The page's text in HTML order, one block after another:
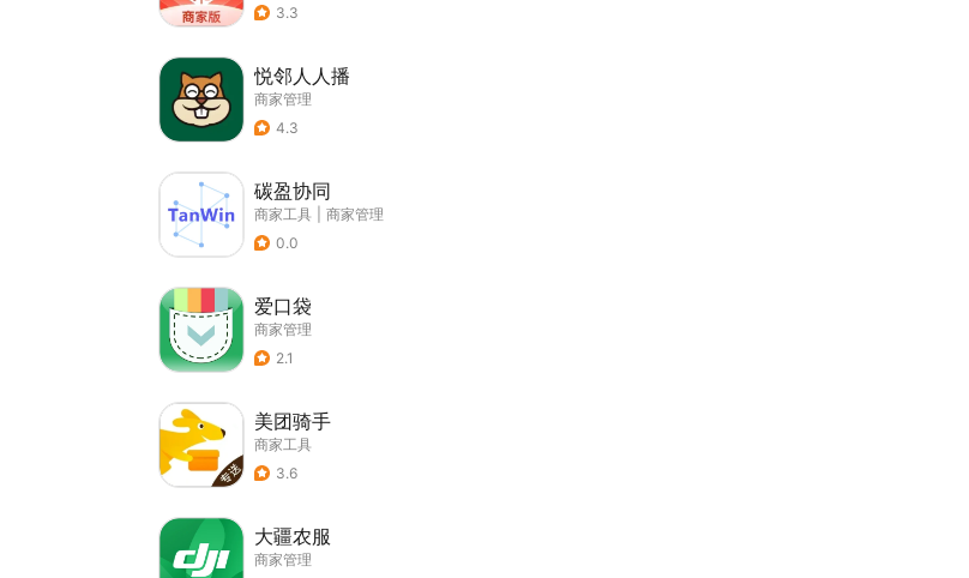
3.3
悦邻人人播
商家管理
4.3
碳盈协同
商家工具
商家管理
0.0
爱口袋
商家管理
2.1
美团骑手
商家工具
3.6
大疆农服
商家管理